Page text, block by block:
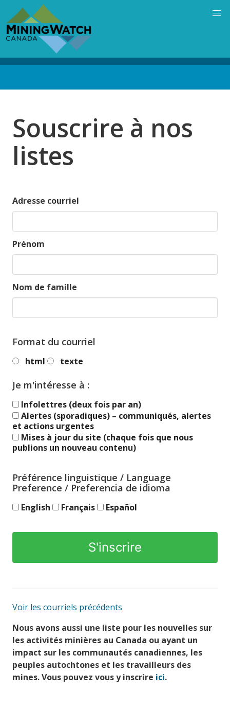
main
content
Souscrire à nos
listes
Adresse courriel
Prénom
Nom de famille
Format du courriel
html texte
Je m'intéresse à :
Infolettres (deux fois par an)
Alertes (sporadiques) – communiqués, alertes
et actions urgentes
Mises à jour du site (chaque fois que nous
publions un nouveau contenu)
Préférence linguistique / Language
Preference / Preferencia de idioma
English Français Español
Voir les courriels précédents
Nous avons aussi une liste pour les nouvelles sur
les activités minières au Canada ou ayant un
impact sur les communautés canadiennes, les
peuples autochtones et les travailleurs des
mines. Vous pouvez vous y inscrire ici.